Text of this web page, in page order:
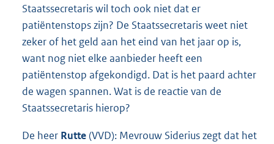
Staatssecretaris wil toch ook niet dat er
patiëntenstops zijn? De Staatssecretaris weet niet
zeker of het geld aan het eind van het jaar op is,
want nog niet elke aanbieder heeft een
patiëntenstop afgekondigd. Dat is het paard achter
de wagen spannen. Wat is de reactie van de
Staatssecretaris hierop?
De heer Rutte(VVD): Mevrouw Siderius zegt dat het